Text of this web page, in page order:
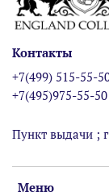
Меню
Контакты
+7(499) 515-55-
+7(495)975-55-
Пункт выдачи ;